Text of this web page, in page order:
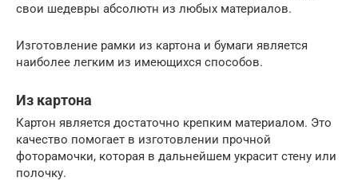
свои шедевры абсолютн из любых материалов.
Изготовление рамки из картона и бумаги является
наиболее легким из имеющихся способов.
Из картона
Картон является достаточно крепким материалом. Это
качество помогает в изготовлении прочной
фоторамочки, которая в дальнейшем украсит стену или
полочку.